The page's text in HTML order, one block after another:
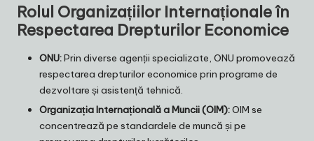
Rolul Organizațiilor Internaționale în
Respectarea Drepturilor Economice
ONU:Prin diverse agenții specializate, ONU promovează
respectarea drepturilor economice prin programe de
dezvoltare și asistență tehnică.
Organizația Internațională a Muncii (OIM):OIM se
concentrează pe standardele de muncă și pe